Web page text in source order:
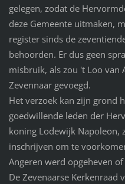
gelegen, zodat de
deze Gemeente uitmaken,
register sinds de
behoorden. Er dus geen
misbruik, als zou 't Loo van
Zevennaar gevoegd.
Het verzoek kan zijn grond
goedwillende leden der
koning Lodewijk Napoleon,
inschrijven om te
Angeren werd opgeheven
De Zevenaarse Kerkenraad